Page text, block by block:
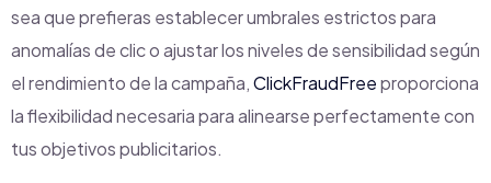
sea que prefieras establecer umbrales estrictos para
anomalías de clic o ajustar los niveles de sensibilidad según
el rendimiento de la campaña,ClickFraudFreeproporciona
la flexibilidad necesaria para alinearse perfectamente con
tus objetivos publicitarios.